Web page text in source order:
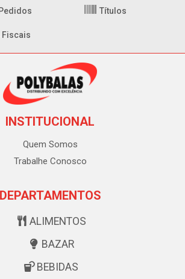
Títulos
Fiscais
INSTITUCIONAL
Quem Somos
Trabalhe Conosco
DEPARTAMENTOS
ALIMENTOS
BAZAR
BEBIDAS